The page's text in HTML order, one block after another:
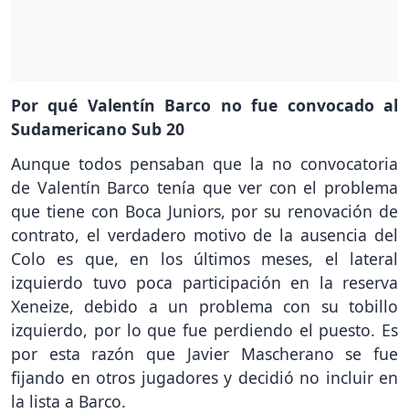
Por qué Valentín Barco no fue convocado al
Sudamericano Sub 20
Aunque todos pensaban que la no convocatoria
de Valentín Barco tenía que ver con el problema
que tiene con Boca Juniors, por su renovación de
contrato, el verdadero motivo de la ausencia del
Colo es que, en los últimos meses, el lateral
izquierdo tuvo poca participación en la reserva
Xeneize, debido a un problema con su tobillo
izquierdo, por lo que fue perdiendo el puesto. Es
por esta razón que Javier Mascherano se fue
fijando en otros jugadores y decidió no incluir en
la lista a Barco.